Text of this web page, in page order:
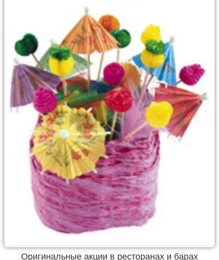
Оригинальные акции в ресторанах и барах